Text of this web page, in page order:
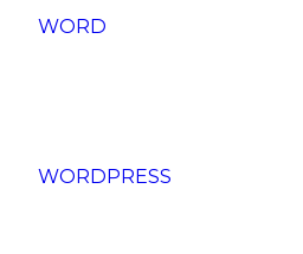
WORD
WORDPRESS